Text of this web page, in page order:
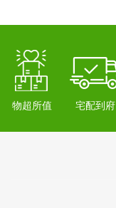
物超所值 宅配到府